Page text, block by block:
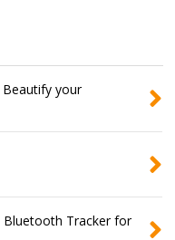
Beautify your
Bluetooth Tracker for